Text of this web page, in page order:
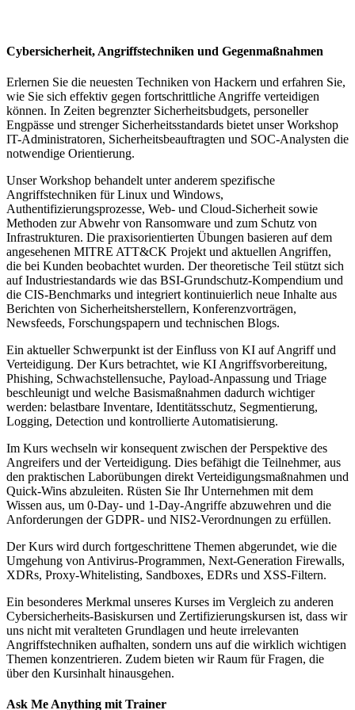
Cybersicherheit, Angriffstechniken und Gegenmaßnahmen
Erlernen Sie die neuesten Techniken von Hackern und erfahren Sie,
wie Sie sich effektiv gegen fortschrittliche Angriffe verteidigen
können. In Zeiten begrenzter Sicherheitsbudgets, personeller
Engpässe und strenger Sicherheitsstandards bietet unser Workshop
IT-Administratoren, Sicherheitsbeauftragten und SOC-Analysten die
notwendige Orientierung.
Unser Workshop behandelt unter anderem spezifische
Angriffstechniken für Linux und Windows,
Authentifizierungsprozesse, Web- und Cloud-Sicherheit sowie
Methoden zur Abwehr von Ransomware und zum Schutz von
Infrastrukturen. Die praxisorientierten Übungen basieren auf dem
angesehenen MITRE ATT&CK Projekt und aktuellen Angriffen,
die bei Kunden beobachtet wurden. Der theoretische Teil stützt sich
auf Industriestandards wie das BSI-Grundschutz-Kompendium und
die CIS-Benchmarks und integriert kontinuierlich neue Inhalte aus
Berichten von Sicherheitsherstellern, Konferenzvorträgen,
Newsfeeds, Forschungspapern und technischen Blogs.
Ein aktueller Schwerpunkt ist der Einfluss von KI auf Angriff und
Verteidigung. Der Kurs betrachtet, wie KI Angriffsvorbereitung,
Phishing, Schwachstellensuche, Payload-Anpassung und Triage
beschleunigt und welche Basismaßnahmen dadurch wichtiger
werden: belastbare Inventare, Identitätsschutz, Segmentierung,
Logging, Detection und kontrollierte Automatisierung.
Im Kurs wechseln wir konsequent zwischen der Perspektive des
Angreifers und der Verteidigung. Dies befähigt die Teilnehmer, aus
den praktischen Laborübungen direkt Verteidigungsmaßnahmen und
Quick-Wins abzuleiten. Rüsten Sie Ihr Unternehmen mit dem
Wissen aus, um 0-Day- und 1-Day-Angriffe abzuwehren und die
Anforderungen der GDPR- und NIS2-Verordnungen zu erfüllen.
Der Kurs wird durch fortgeschrittene Themen abgerundet, wie die
Umgehung von Antivirus-Programmen, Next-Generation Firewalls,
XDRs, Proxy-Whitelisting, Sandboxes, EDRs und XSS-Filtern.
Ein besonderes Merkmal unseres Kurses im Vergleich zu anderen
Cybersicherheits-Basiskursen und Zertifizierungskursen ist, dass wir
uns nicht mit veralteten Grundlagen und heute irrelevanten
Angriffstechniken aufhalten, sondern uns auf die wirklich wichtigen
Themen konzentrieren. Zudem bieten wir Raum für Fragen, die
über den Kursinhalt hinausgehen.
Ask Me Anything mit Trainer